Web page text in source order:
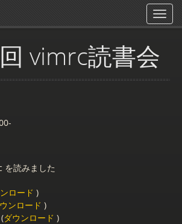
vimrc読書会
を読みました
ロード )
ンロード )
(ダウンロード )